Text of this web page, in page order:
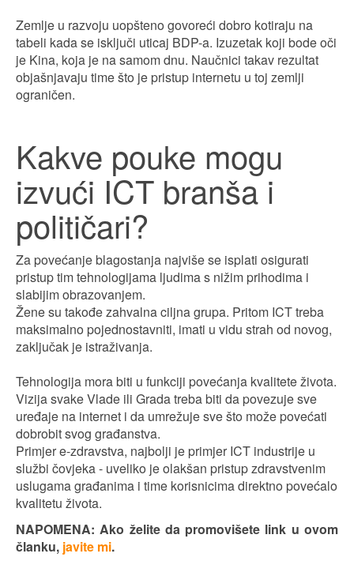
Zemlje u razvoju uopšteno govoreći dobro kotiraju na
tabeli kada se isključi uticaj BDP-a. Izuzetak koji bode oči
je Kina, koja je na samom dnu. Naučnici takav rezultat
objašnjavaju time što je pristup internetu u toj zemlji
ograničen.
Kakve pouke mogu
izvući ICT branša i
političari?
Za povećanje blagostanja najviše se isplati osigurati
pristup tim tehnologijama ljudima s nižim prihodima i
slabijim obrazovanjem.
Žene su takođe zahvalna ciljna grupa. Pritom ICT treba
maksimalno pojednostavniti, imati u vidu strah od novog,
zaključak je istraživanja.
Tehnologija mora biti u funkciji povećanja kvalitete života.
Vizija svake Vlade ili Grada treba biti da povezuje sve
uređaje na internet i da umrežuje sve što može povećati
dobrobit svog građanstva.
Primjer e-zdravstva, najbolji je primjer ICT industrije u
službi čovjeka - uveliko je olakšan pristup zdravstvenim
uslugama građanima i time korisnicima direktno povećalo
kvalitetu života.
NAPOMENA: Ako želite da promovišete link u ovom
članku, javite mi.